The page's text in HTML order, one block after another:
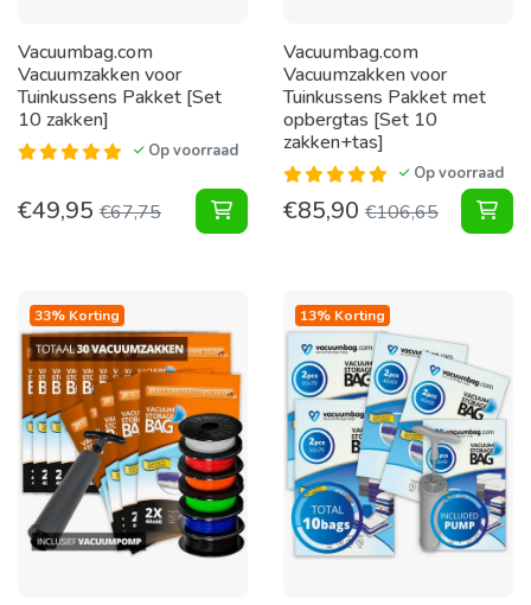
Vacuumbag.com
Vacuumzakken voor
Tuinkussens Pakket [Set
10 zakken]
Op voorraad
€49,95 €67,75 Vacuumzakken voor Tuinkussens
Vacuumbag.com
Vacuumzakken voor
Tuinkussens Pakket met
opbergtas [Set 10
zakken+tas]
Op voorraad
€85,90 €106,65
33% Korting 13% Korting